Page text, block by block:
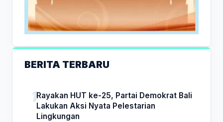
BERITA TERBARU
Rayakan HUT ke-25, Partai Demokrat Bali
Lakukan Aksi Nyata Pelestarian
Lingkungan